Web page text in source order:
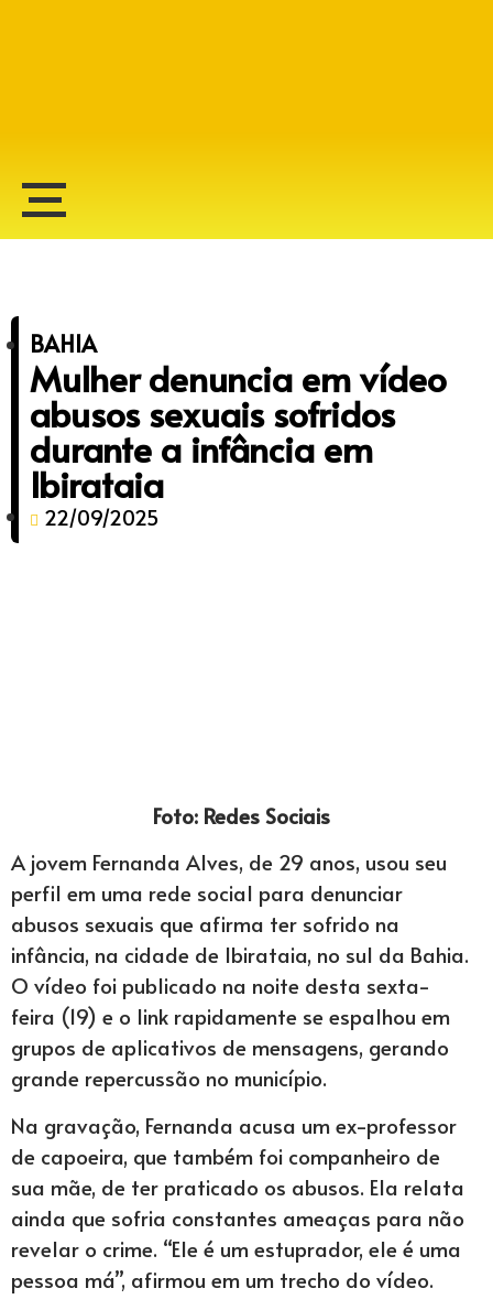
BAHIA
Mulher denuncia em vídeo
abusos sexuais sofridos
durante a infância em
Ibirataia
22/09/2025
Foto: Redes Sociais
A jovem Fernanda Alves, de 29 anos, usou seu
perfil em uma rede social para denunciar
abusos sexuais que afirma ter sofrido na
infância, na cidade de Ibirataia, no sul da Bahia.
O vídeo foi publicado na noite desta sexta-
feira (19) e o link rapidamente se espalhou em
grupos de aplicativos de mensagens, gerando
grande repercussão no município.
Na gravação, Fernanda acusa um ex-professor
de capoeira, que também foi companheiro de
sua mãe, de ter praticado os abusos. Ela relata
ainda que sofria constantes ameaças para não
revelar o crime. “Ele é um estuprador, ele é uma
pessoa má”, afirmou em um trecho do vídeo.